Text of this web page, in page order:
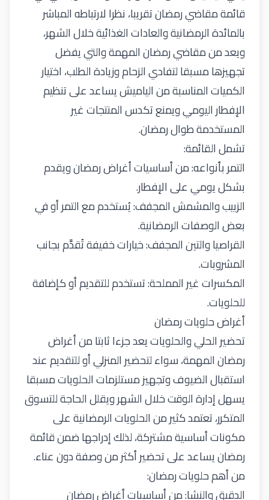
قائمة مقاضي رمضان تقريبا، نظرا لارتباطه المباشر
بالمائدة الرمضانية والعادات الغذائية خلال الشهر،
ويعد من مقاضي رمضان المهمةوالتييفضل
تجهيزها مسبقا لتفادي الزحام وزيادة الطلب، اختيار
الكميات المناسبة من الياميش يساعد على تنظيم
الإفطار اليومي ويمنع تكدس المنتجات غير
المستخدمة طوال رمضان.
تشملالقائمة:
التمر بأنواعه: من أساسيات أغراض رمضان ويقدم
بشكل يومي على الإفطار.
الزبيب والمشمش المجفف: يُستخدم مع التمر أو في
بعض الوصفات الرمضانية.
القراصيا والتين المجفف: خيارات خفيفة تُقدَّم بجانب
المشروبات.
المكسرات غير المملحة: تستخدم للتقديم أو كإضافة
للحلويات.
أغراض حلويات رمضان
تحضير الحليوالحلوياتيعد جزءا ثابتا من أغراض
رمضان المهمة، سواء لتحضير المنزلي أو للتقديم عند
استقبال الضيوف وتجهيز مستلزمات الحلويات مسبقا
يسهل إدارة الوقت خلال الشهر ويقلل الحاجة للتسوق
المتكرر،تعتمد كثير من الحلويات الرمضانية على
مكونات أساسية مشتركة، لذلك إدراجها ضمن قائمة
رمضان يساعد على تحضير أكثر من وصفة دون عناء.
من أهم حلويات رمضان:
الدقيق والنشا: من أساسيات أغراض رمضان